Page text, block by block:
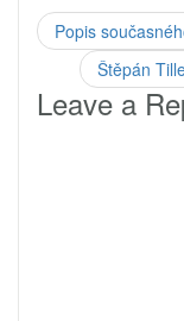
Popis
Štěpán
Leave a